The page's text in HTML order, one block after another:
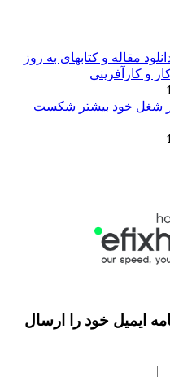
مقاله و کتابهای به روز
و کارآفرینی
شغل خود بیشتر شکست
ایمیل خود را ارسال